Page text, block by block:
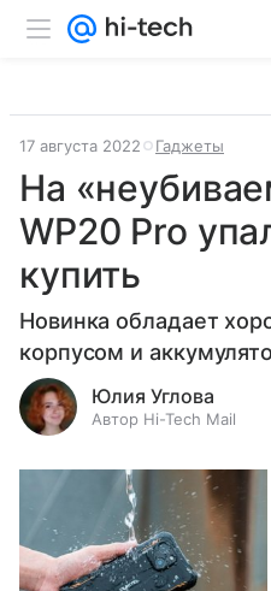
17 августа 2022 Гаджеты
На
WP20 Pro
купить
Новинка обладает
корпусом и
Юлия Углова
Автор Hi-Tech Mail